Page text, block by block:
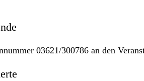
03621/300786 an den